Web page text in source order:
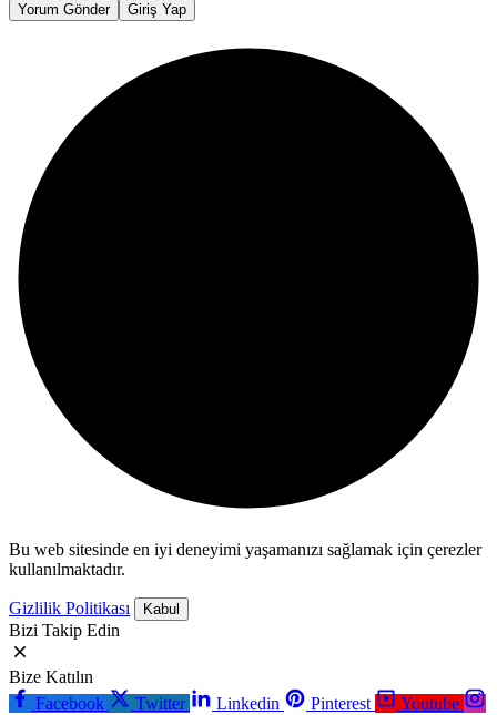
Yorum Gönder Giriş Yap
Bu web sitesinde en iyi deneyimi yaşamanızı sağlamak için çerezler
kullanılmaktadır.
Gizlilik Politikası Kabul
Bizi Takip Edin
Bize Katılın
Facebook
Twitter Linkedin Pinterest
Youtube